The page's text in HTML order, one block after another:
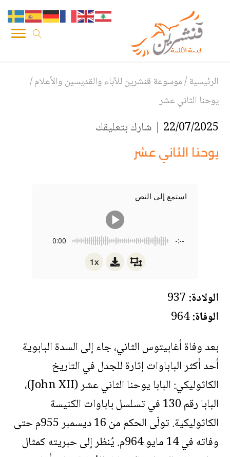
الرئيسية/موسوعة قنشرين للآباء والقديسين والأعلام/
يوحنا الثاني عشر
22/07/2025 | شارك بتعليقك
يوحنا الثاني عشر
استمع إلى النص
0:00 -:--
1x
الولادة:
الوفاة:964
بعد وفاة أغابيتوس الثاني، جاء إلى السدة البابوية
أحد أكثر الباباوات إثارة للجدل في التاريخ
الكاثوليكي: البابا يوحنا الثاني عشر (John XII)،
البابا رقم 130 في تسلسل باباوات الكنيسة
الكاثوليكية. تولّى الحكم من 16 ديسمبر 955م حتى
وفاته في 14 مايو 964م. يُنظر إلى حبريته كمثال